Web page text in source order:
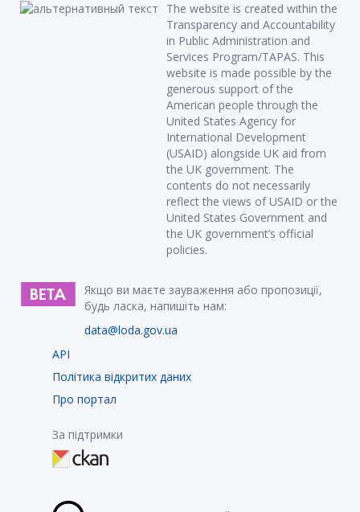
The website is created within the
Transparency and Accountability
in Public Administration and
Services Program/TAPAS. This
website is made possible by the
generous support of the
American people through the
United States Agency for
International Development
(USAID) alongside UK aid from
the UK government. The
contents do not necessarily
reflect the views of USAID or the
United States Government and
the UK government’s official
policies.
Якщо ви маєте зауваження або пропозиції,
будь ласка, напишіть нам:
data@loda.gov.ua
API
Політика відкритих даних
Про портал
За підтримки